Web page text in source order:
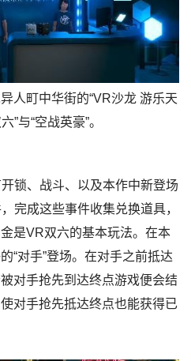
人町中华街的“VR沙龙 游乐天
”与“空战英豪”。
锁、战斗、以及本作中新登场
完成这些事件收集兑换道具，
是VR双六的基本玩法。在本
“对手”登场。在对手之前抵达
对手抢先到达终点游戏便会结
对手抢先抵达终点也能获得已